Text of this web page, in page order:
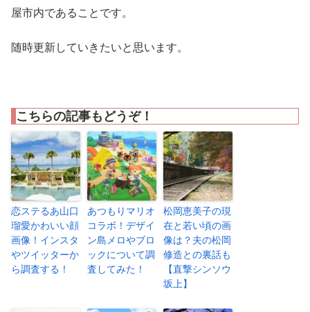
屋市内であることです。
随時更新していきたいと思います。
こちらの記事もどうぞ！
恋ステるあ山口
瑠愛かわいい顔
画像！インスタ
やツイッターか
ら調査する！
あつもりマリオ
コラボ！デザイ
ン島メロやブロ
ックについて調
査してみた！
松岡恵美子の現
在と若い頃の画
像は？夫の松岡
修造との裏話も
【直撃シンソウ
坂上】